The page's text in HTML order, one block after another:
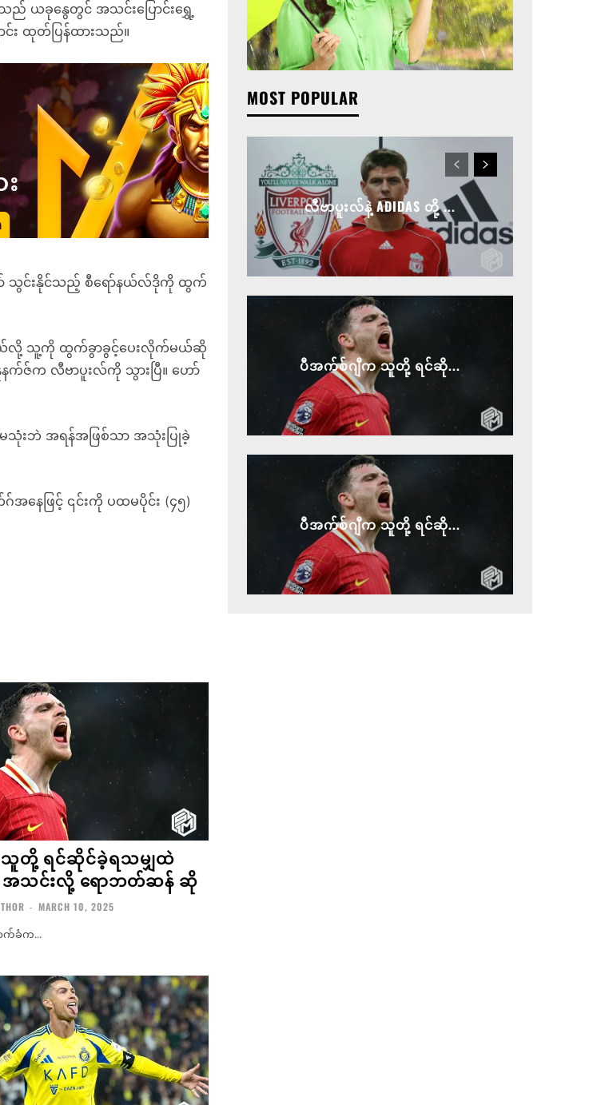
ယခုနွေတွင် အသင်းပြောင်းရွှေ့
င်း ထုတ်ပြန်ထားသည်။
ော် သွင်းနိုင်သည့် စီရော်နယ်လ်ဒိုကို ထွက်
ယ်လို့ သူ့ကို ထွက်ခွာခွင့်ပေးလိုက်မယ်ဆို
က်ဇ်က လီဗာပူးလ်ကို သွားပြီ။ ဟော်
သုံးဘဲ အရန်အဖြစ်သာ အသုံးပြုခဲ့
နေဖြင့် ၎င်းကို ပထမပိုင်း (၄၅)
တို့ ရင်ဆိုင်ခဲ့ရသမျှထဲ
အသင်းလို့ ရောဘတ်ဆန် ဆို
- MARCH 10, 2025
က်ခံက...
MOST POPULAR
လီဗာပူးလ်နဲ့ ADIDAS တို့ ...
ပီအက်စ်ဂျီက သူတို့ ရင်ဆို...
ပီအက်စ်ဂျီက သူတို့ ရင်ဆို...